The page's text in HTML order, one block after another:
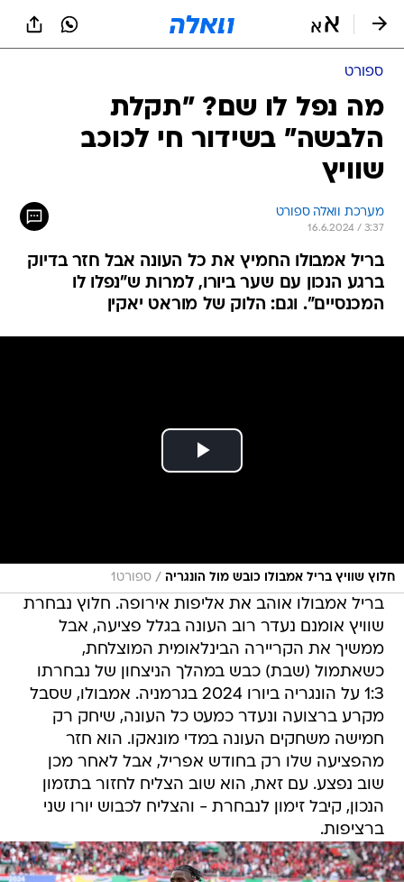
ספורט
מה נפל לו שם? "תקלת
הלבשה" בשידור חי לכוכב
שוויץ
מערכת וואלה ספורט
16.6.2024 / 3:37
בריל אמבולו החמיץ את כל העונה אבל חזר בדיוק
ברגע הנכון עם שער ביורו, למרות ש"נפלו לו
המכנסיים". וגם: הלוק של מוראט יאקין
חלוץ שוויץ בריל אמבולו כובש מול הונגריה / ספורט1
בריל אמבולו אוהב את אליפות אירופה. חלוץ נבחרת
שוויץ אומנם נעדר רוב העונה בגלל פציעה, אבל
ממשיך את הקריירה הבינלאומית המוצלחת,
כשאתמול (שבת) כבש במהלך הניצחון של נבחרתו
1:3 על הונגריה ביורו 2024 בגרמניה. אמבולו, שסבל
מקרע ברצועה ונעדר כמעט כל העונה, שיחק רק
חמישה משחקים העונה במדי מונאקו. הוא חזר
מהפציעה שלו רק בחודש אפריל, אבל לאחר מכן
שוב נפצע. עם זאת, הוא שוב הצליח לחזור בתזמון
הנכון, קיבל זימון לנבחרת - והצליח לכבוש יורו שני
ברציפות.